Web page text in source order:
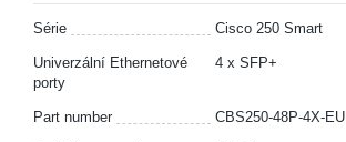
Série Cisco 250 Smart
Univerzální Ethernetové
porty
4 x SFP+
Part number CBS250-48P-4X-EU